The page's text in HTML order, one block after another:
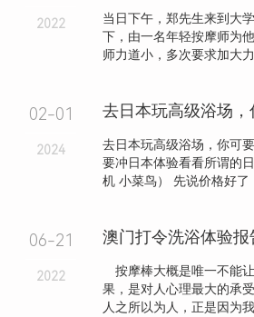
2022
当日下午，郑先生来到大
下，由一名年轻按摩师为
师力道小，多次要求加大
02-01
2024
去日本玩高级浴场
去日本玩高级浴场，你可
要冲日本体验看看所谓的
机 小菜鸟） 先说价格好了
06-21
2022
澳门打令洗浴体验
按摩棒大概是唯一不能
果，是对人心理最大的
人之所以为人，正是因